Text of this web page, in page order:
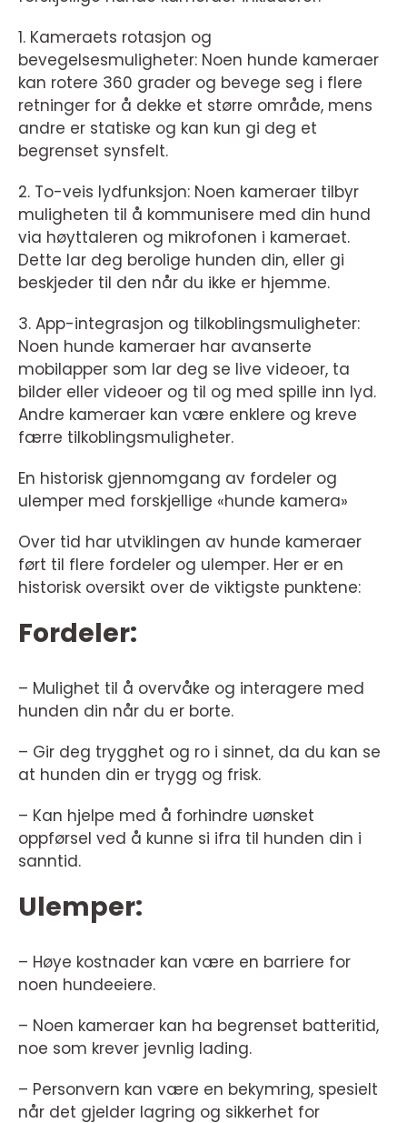
1. Kameraets rotasjon og
bevegelsesmuligheter: Noen hunde kameraer
kan rotere 360 grader og bevege seg i flere
retninger for å dekke et større område, mens
andre er statiske og kan kun gi deg et
begrenset synsfelt.
2. To-veis lydfunksjon: Noen kameraer tilbyr
muligheten til å kommunisere med din hund
via høyttaleren og mikrofonen i kameraet.
Dette lar deg berolige hunden din, eller gi
beskjeder til den når du ikke er hjemme.
3. App-integrasjon og tilkoblingsmuligheter:
Noen hunde kameraer har avanserte
mobilapper som lar deg se live videoer, ta
bilder eller videoer og til og med spille inn lyd.
Andre kameraer kan være enklere og kreve
færre tilkoblingsmuligheter.
En historisk gjennomgang av fordeler og
ulemper med forskjellige «hunde kamera»
Over tid har utviklingen av hunde kameraer
ført til flere fordeler og ulemper. Her er en
historisk oversikt over de viktigste punktene:
Fordeler:
– Mulighet til å overvåke og interagere med
hunden din når du er borte.
– Gir deg trygghet og ro i sinnet, da du kan se
at hunden din er trygg og frisk.
– Kan hjelpe med å forhindre uønsket
oppførsel ved å kunne si ifra til hunden din i
sanntid.
Ulemper:
– Høye kostnader kan være en barriere for
noen hundeeiere.
– Noen kameraer kan ha begrenset batteritid,
noe som krever jevnlig lading.
– Personvern kan være en bekymring, spesielt
når det gjelder lagring og sikkerhet for